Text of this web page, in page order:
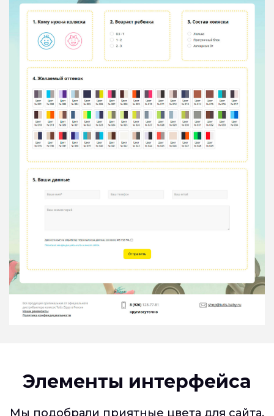
Элементы интерфейса
Мы подобрали приятные цвета для сайта,